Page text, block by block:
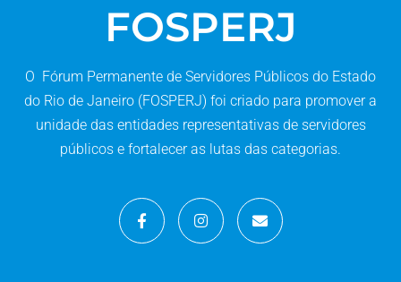
FOSPERJ
O Fórum Permanente de Servidores Públicos do Estado
do Rio de Janeiro (FOSPERJ) foi criado para promover a
unidade das entidades representativas de servidores
públicos e fortalecer as lutas das categorias.